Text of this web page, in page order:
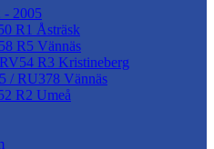
- 2005
R1 Åsträsk
R5 Vännäs
R3 Kristineberg
/ RU378 Vännäs
R2 Umeå